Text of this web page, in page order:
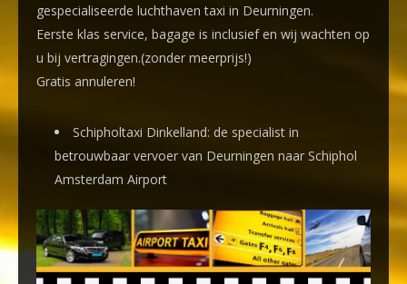
gespecialiseerde luchthaven taxi in Deurningen.
Eerste klas service, bagage is inclusief en wij wachten op
u bij vertragingen.(zonder meerprijs!)
Gratis annuleren!
Schipholtaxi Dinkelland: de specialist in
betrouwbaar vervoer van Deurningen naar Schiphol
Amsterdam Airport